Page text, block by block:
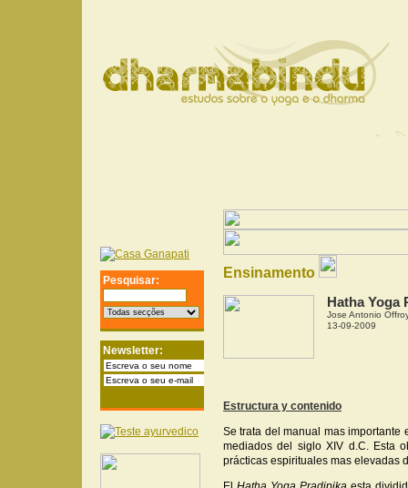
Pesquisar:
Newsletter:
Ensinamento
Hatha Yoga
Jose Antonio
13-09-2009
Estructura y contenido
Se trata del manual mas importante
mediados del siglo XIV d.C. Esta
prácticas espirituales mas elevadas